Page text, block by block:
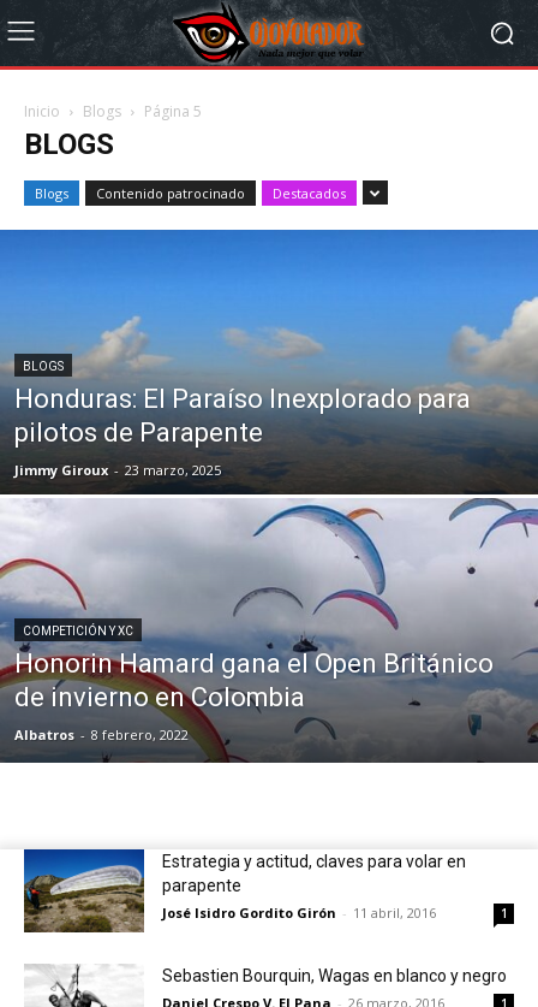
Inicio Blogs Página 5
BLOGS
Blogs Contenido patrocinado Destacados
BLOGS
Honduras: El Paraíso Inexplorado para
pilotos de Parapente
Jimmy Giroux - 23 marzo, 2025
COMPETICIÓN Y XC
Honorin Hamard gana el Open Británico
de invierno en Colombia
Albatros - 8 febrero, 2022
Estrategia y actitud, claves para volar en
parapente
José Isidro Gordito Girón - 11 abril, 2016 1
Sebastien Bourquin, Wagas en blanco y negro
Daniel Crespo V. El Pana - 26 marzo, 2016 1